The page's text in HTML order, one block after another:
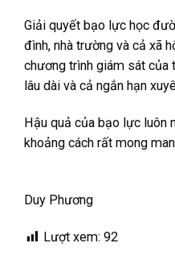
Giải quyết bạo lực học
đình, nhà trường và cả xã
chương trình giám sát của
lâu dài và cả ngắn hạn
Hậu quả của bạo lực luôn
khoảng cách rất mong
Duy Phương
Lượt xem: 92